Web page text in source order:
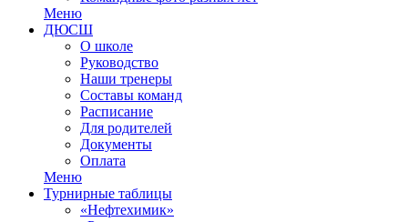
Меню
ДЮСШ
О школе
Руководство
Наши тренеры
Составы команд
Расписание
Для родителей
Документы
Оплата
Меню
Турнирные таблицы
«Нефтехимик»